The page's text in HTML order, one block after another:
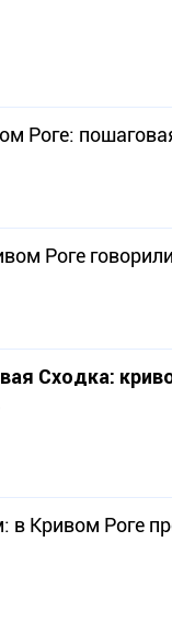
Роге:
Роге
Сходка:
в Кривом Роге